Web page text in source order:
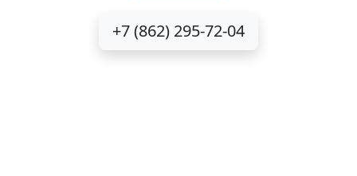
+7 (862) 295-72-04